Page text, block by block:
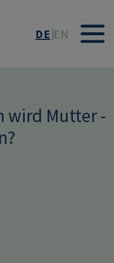
DE EN
wird Mutter -